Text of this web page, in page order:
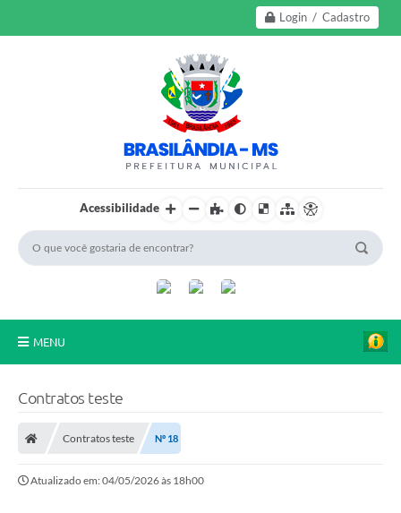
Login / Cadastro
Acessibilidade
MENU
Transparência
Contratos teste
Contratos teste Nº 18
Atualizado em: 04/05/2026 às 18h00